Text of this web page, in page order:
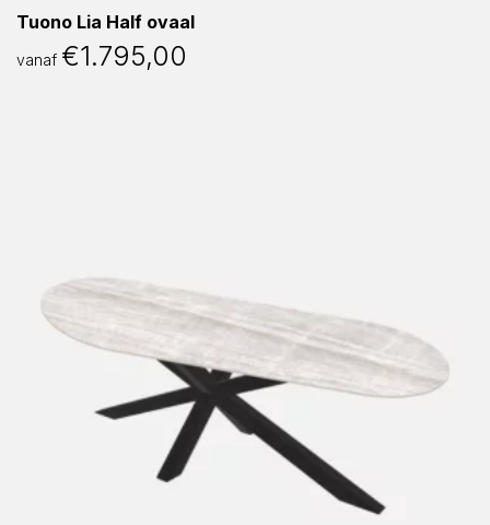
Tuono Lia Half ovaal
vanaf €1.795,00